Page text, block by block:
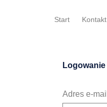
Start Kontakt
Logowanie
Adres e-mail